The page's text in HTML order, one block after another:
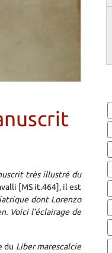
très illustré du
[MS it.464], il est
dont Lorenzo
Voici l’éclairage de
du Liber marescalcie